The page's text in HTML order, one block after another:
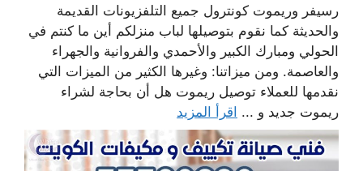
رسيفر وريموت كونترول جميع التلفزيونات القديمة
والحديثة كما نقوم بتوصيلها لباب منزلكم أين ما كنتم في
الحولي ومبارك الكبير والأحمدي والفروانية والجهراء
والعاصمة. ومن ميزاتنا: وغيرها الكثير من الميزات التي
نقدمها للعملاء توصيل ريموت هل أن بحاجة لشراء
ريموت جديد و ... اقرأ المزيد